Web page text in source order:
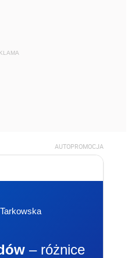
AUTOPROMOCJA
– różnice